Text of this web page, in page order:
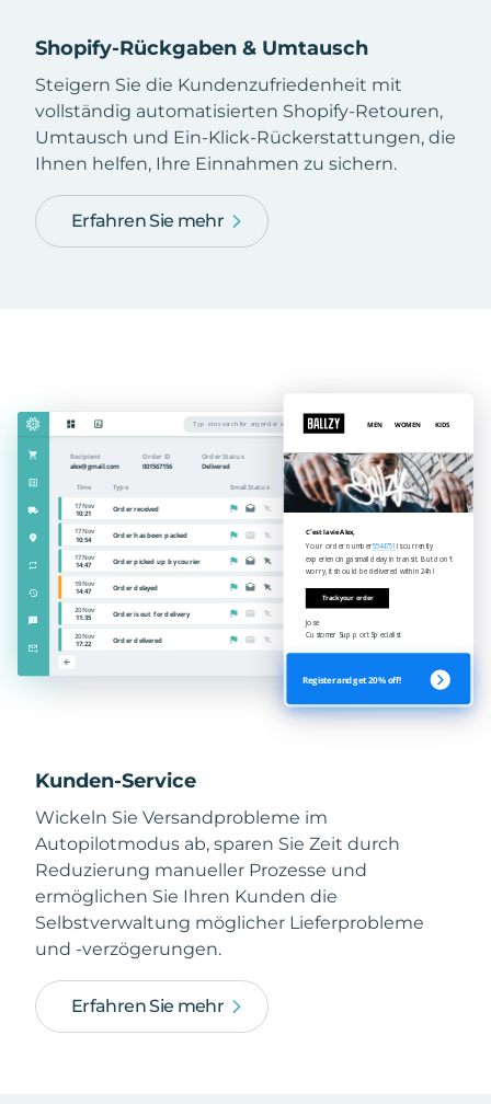
Shopify-Rückgaben & Umtausch
Steigern Sie die Kundenzufriedenheit mit
vollständig automatisierten Shopify-Retouren,
Umtausch und Ein-Klick-Rückerstattungen, die
Ihnen helfen, Ihre Einnahmen zu sichern.
Erfahren Sie mehr
Kunden-Service
Wickeln Sie Versandprobleme im
Autopilotmodus ab, sparen Sie Zeit durch
Reduzierung manueller Prozesse und
ermöglichen Sie Ihren Kunden die
Selbstverwaltung möglicher Lieferprobleme
und -verzögerungen.
Erfahren Sie mehr